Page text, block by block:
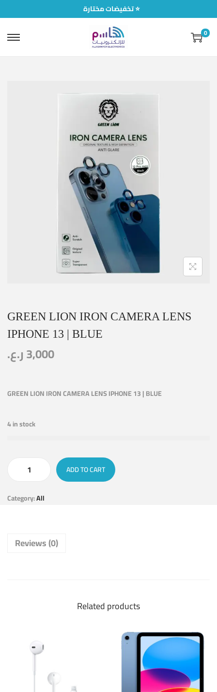
تخفيضات مختارة ⭐
0
GREEN LION IRON CAMERA LENS
IPHONE 13 | BLUE
3,000ر.ع.
GREEN LION IRON CAMERA LENS IPHONE 13 | BLUE
4 in stock
ADD TO CART
Category:All
Reviews (0)
Related products